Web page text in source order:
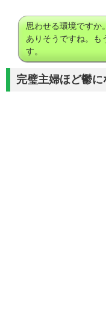
思わせる環境ですか
ありそうですね。も
す。
完璧主婦ほど鬱に